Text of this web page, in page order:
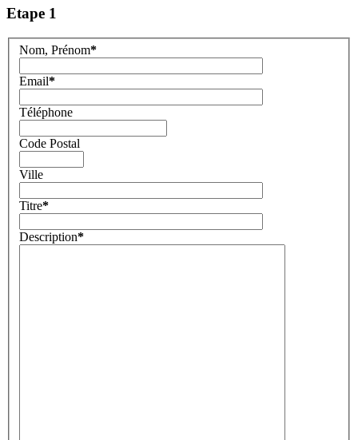
Etape 1
Nom, Prénom*
Email*
Téléphone
Code Postal
Ville
Titre*
Description*